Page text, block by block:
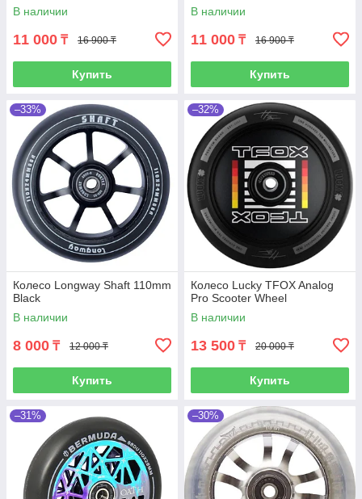
В наличии
11 000 ₸ 16 900 ₸
Купить
В наличии
11 000 ₸ 16 900 ₸
Купить
–33%
Колесо Longway Shaft 110mm
Black
В наличии
8 000 ₸ 12 000 ₸
Купить
–32%
Колесо Lucky TFOX Analog
Pro Scooter Wheel
В наличии
13 500 ₸ 20 000 ₸
Купить
–31% –30%